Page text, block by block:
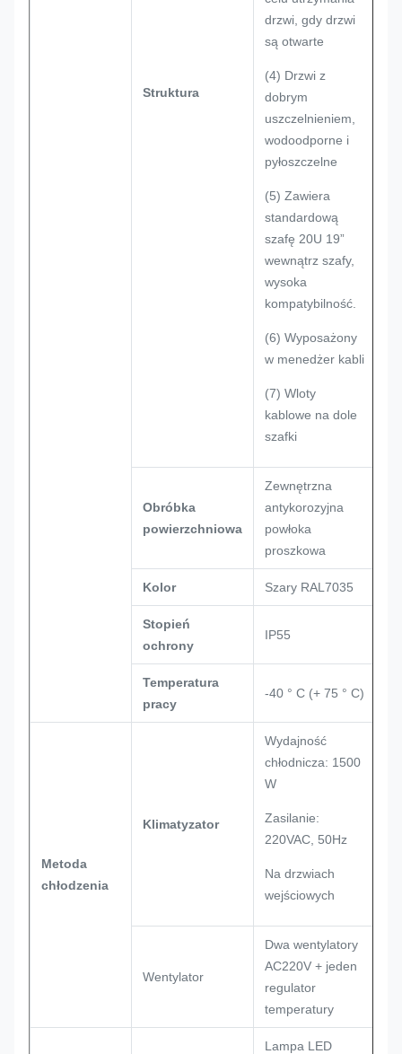
Struktura
drzwi, gdy drzwi
są otwarte
(4) Drzwi z
dobrym
uszczelnieniem,
wodoodporne i
pyłoszczelne
(5) Zawiera
standardową
szafę 20U 19”
wewnątrz szafy,
wysoka
kompatybilność.
(6) Wyposażony
w menedżer kabli
(7) Wloty
kablowe na dole
szafki
Obróbka
powierzchniowa
Zewnętrzna
antykorozyjna
powłoka
proszkowa
Kolor Szary RAL7035
Stopień
ochrony
IP55
Temperatura
pracy
-40 ° C (+ 75 ° C)
Metoda
chłodzenia
Klimatyzator
Wydajność
chłodnicza: 1500
W
Zasilanie:
220VAC, 50Hz
Na drzwiach
wejściowych
Wentylator
Dwa wentylatory
AC220V + jeden
regulator
temperatury
Lampa LED